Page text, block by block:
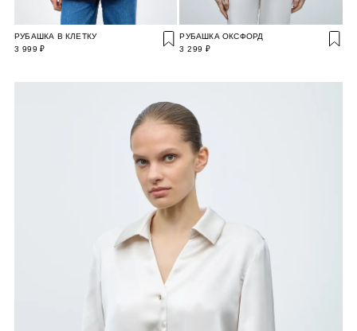
РУБАШКА В КЛЕТКУ
3 999 ₽
РУБАШКА ОКСФОРД
3 299 ₽